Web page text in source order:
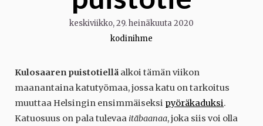
keskiviikko, 29. heinäkuuta 2020
kodinihme
Kulosaaren puistotiellä alkoi tämän viikon
maanantaina katutyömaa, jossa katu on tarkoitus
muuttaa Helsingin ensimmäiseksi pyöräkaduksi.
Katuosuus on pala tulevaa itäbaanaa, joka siis voi olla